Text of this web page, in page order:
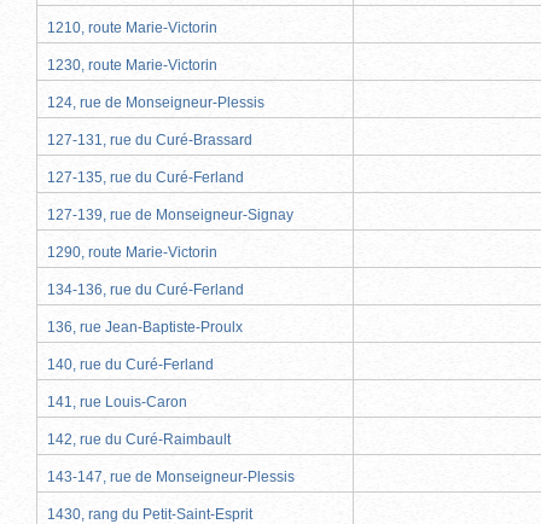
1210, route Marie-Victorin
1230, route Marie-Victorin
124, rue de Monseigneur-Plessis
127-131, rue du Curé-Brassard
127-135, rue du Curé-Ferland
127-139, rue de Monseigneur-Signay
1290, route Marie-Victorin
134-136, rue du Curé-Ferland
136, rue Jean-Baptiste-Proulx
140, rue du Curé-Ferland
141, rue Louis-Caron
142, rue du Curé-Raimbault
143-147, rue de Monseigneur-Plessis
1430, rang du Petit-Saint-Esprit